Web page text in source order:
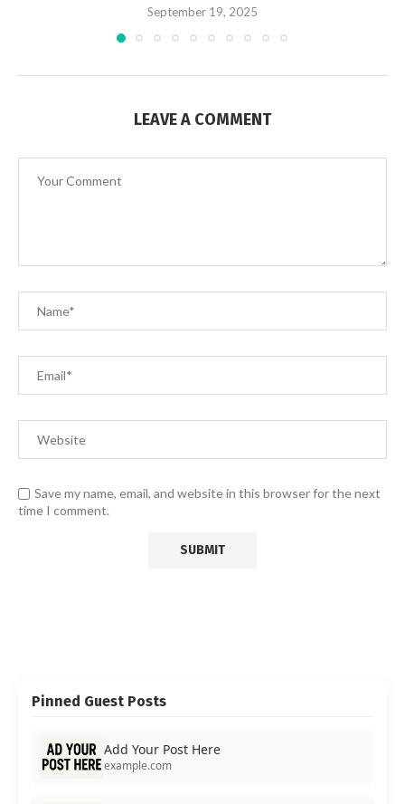
September 19, 2025
LEAVE A COMMENT
Save my name, email, and website in this browser for the next
time I comment.
Pinned Guest Posts
Add Your Post Here
example.com